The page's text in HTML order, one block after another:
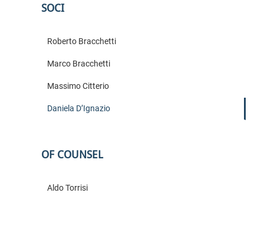
SOCI
Roberto Bracchetti
Marco Bracchetti
Massimo Citterio
Daniela D’Ignazio
OF COUNSEL
Aldo Torrisi